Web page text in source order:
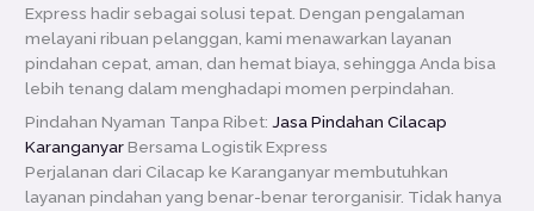
Express hadir sebagai solusi tepat. Dengan pengalaman
melayani ribuan pelanggan, kami menawarkan layanan
pindahan cepat, aman, dan hemat biaya, sehingga Anda bisa
lebih tenang dalam menghadapi momen perpindahan.
Pindahan Nyaman Tanpa Ribet:Jasa Pindahan Cilacap
KaranganyarBersama Logistik Express
Perjalanan dari Cilacap ke Karanganyar membutuhkan
layanan pindahan yang benar-benar terorganisir. Tidak hanya